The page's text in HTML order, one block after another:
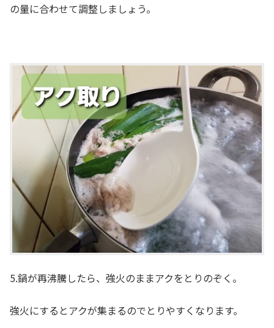
の量に合わせて調整しましょう。
5.鍋が再沸騰したら、強火のままアクをとりのぞく。
強火にするとアクが集まるのでとりやすくなります。